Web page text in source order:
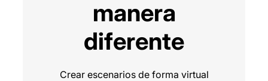
manera
diferente
Crear escenarios de forma virtual